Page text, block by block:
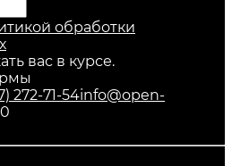
обработки
вас в курсе.
272-71-54info@open-